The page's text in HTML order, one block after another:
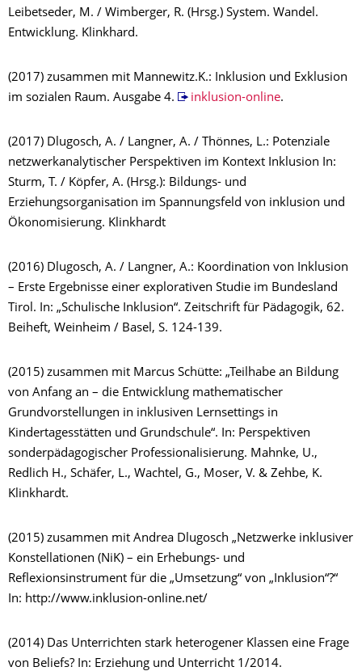
Leibetseder, M. / Wimberger, R. (Hrsg.) System. Wandel.
Entwicklung. Klinkhard.
(2017) zusammen mit Mannewitz.K.: Inklusion und Exklusion
im sozialen Raum. Ausgabe 4.
inklusion-online.
(2017) Dlugosch, A. / Langner, A. / Thönnes, L.: Potenziale
netzwerkanalytischer Perspektiven im Kontext Inklusion In:
Sturm, T. / Köpfer, A. (Hrsg.): Bildungs- und
Erziehungsorganisation im Spannungsfeld von inklusion und
Ökonomisierung. Klinkhardt
(2016) Dlugosch, A. / Langner, A.: Koordination von Inklusion
– Erste Ergebnisse einer explorativen Studie im Bundesland
Tirol. In: „Schulische Inklusion“. Zeitschrift für Pädagogik, 62.
Beiheft, Weinheim / Basel, S. 124-139.
(2015) zusammen mit Marcus Schütte: „Teilhabe an Bildung
von Anfang an – die Entwicklung mathematischer
Grundvorstellungen in inklusiven Lernsettings in
Kindertagesstätten und Grundschule“. In: Perspektiven
sonderpädagogischer Professionalisierung. Mahnke, U.,
Redlich H., Schäfer, L., Wachtel, G., Moser, V. & Zehbe, K.
Klinkhardt.
(2015) zusammen mit Andrea Dlugosch „Netzwerke inklusiver
Konstellationen (NiK) – ein Erhebungs- und
Reflexionsinstrument für die „Umsetzung“ von „Inklusion“?“
In: http://www.inklusion-online.net/
(2014) Das Unterrichten stark heterogener Klassen eine Frage
von Beliefs? In: Erziehung und Unterricht 1/2014.